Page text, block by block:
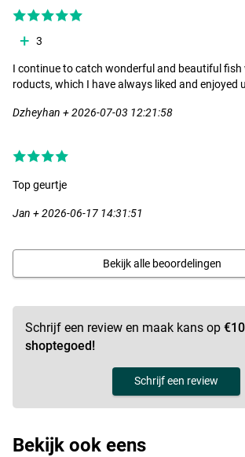
3
I continue to catch wonderful and beautiful fish
roducts, which I have always liked and enjoyed
Dzheyhan + 2026-07-03 12:21:58
Top geurtje
Jan + 2026-06-17 14:31:51
Bekijk alle beoordelingen
Schrijf een review en maak kans op
shoptegoed!
Schrijf een review
Bekijk ook eens